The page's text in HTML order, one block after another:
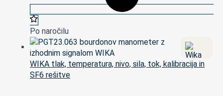
Po naročilu
WIKA tlak, temperatura, nivo, sila, tok, kalibracija in
SF6 rešitve